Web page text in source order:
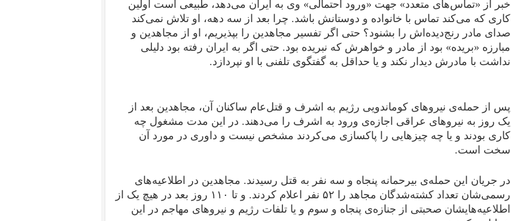
خبر از «تماس‌های متعدد» جهت «ورود احتمالی» وی‌ به ایران می‌دهد، طبیعی است اولین
کاری که می‌کند تماس با خانواده و دوستانش باشد. چرا بعد از سه دهه، او تلاش نمی‌کند
صدای مادر رنج‌دیده‌‌اش را بشنود؟ حتی اگر تفسیر مجاهدین را بپذیریم، او از مجاهدین و
مبارزه «بریده» بود از مادر و خواهرش که نبریده بود. حتی اگر به ایران رفته بود دلیلی
نداشت با مادرش دیدار نکند و یا حداقل به گفتگوی تلفنی با او نپردازد.
پس از حمله‌ی نیروهای کوماندویی رژیم به اشرف و قتل‌عام ساکنان آن، مجاهدین بعد از
یک روز به نیروهای عراقی اجازه‌ی ورود به اشرف را می‌دهند. در این مدت مشغول چه
کاری بودند و یا چه چیزهایی را پاکسازی می‌کردند مشخص نیست و داوری در مورد آن
سخت است.
در جریان این حمله‌ی بیرحمانه پنجاه و سه نفر به قتل رسیدند. مجاهدین در اطلاعیه‌‌های
رسمی‌شان تعداد کشته‌شدگان مجاهد را ۵۲ نفر اعلام کردند. و تا ۱۱۰ روز بعد در هیچ یک از
اطلاعیه‌هایشان صحبتی از جنازه‌ی پنجاه و سوم و یا تلفات رژیم و نیروهای مهاجم در این